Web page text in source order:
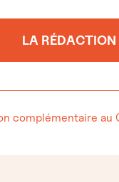
LA RÉDACTION